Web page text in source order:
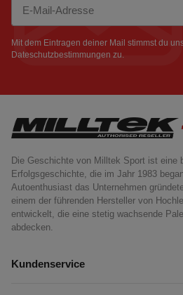
Mit dem Eintragen deiner Mail stimmst du
Dateschutzbestimmungen zu.
Die Geschichte von Milltek Sport ist eine
Erfolgsgeschichte, die im Jahr 1983
Autoenthusiast das Unternehmen
einem der führenden Hersteller von
entwickelt, die eine stetig wachsende
abdecken.
Kundenservice